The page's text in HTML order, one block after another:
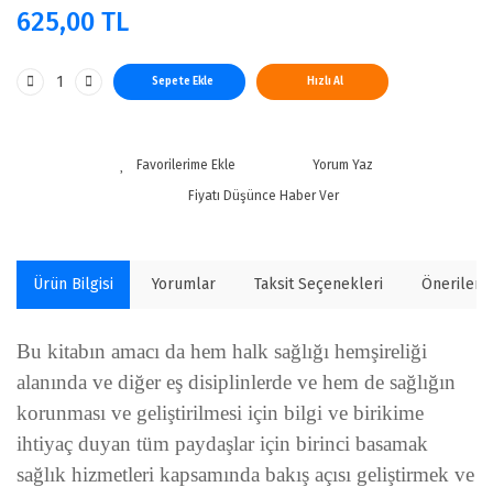
625,00 TL
Sepete Ekle Hızlı Al
Yorum Yaz
Fiyatı Düşünce Haber Ver
Ürün Bilgisi Yorumlar Taksit Seçenekleri
Bu kitabın amacı da hem halk sağlığı hemşireliği
alanında ve diğer eş disiplinlerde ve hem de sağlığın
korunması ve geliştirilmesi için bilgi ve birikime
ihtiyaç duyan tüm paydaşlar için birinci basamak
sağlık hizmetleri kapsamında bakış açısı geliştirmek ve